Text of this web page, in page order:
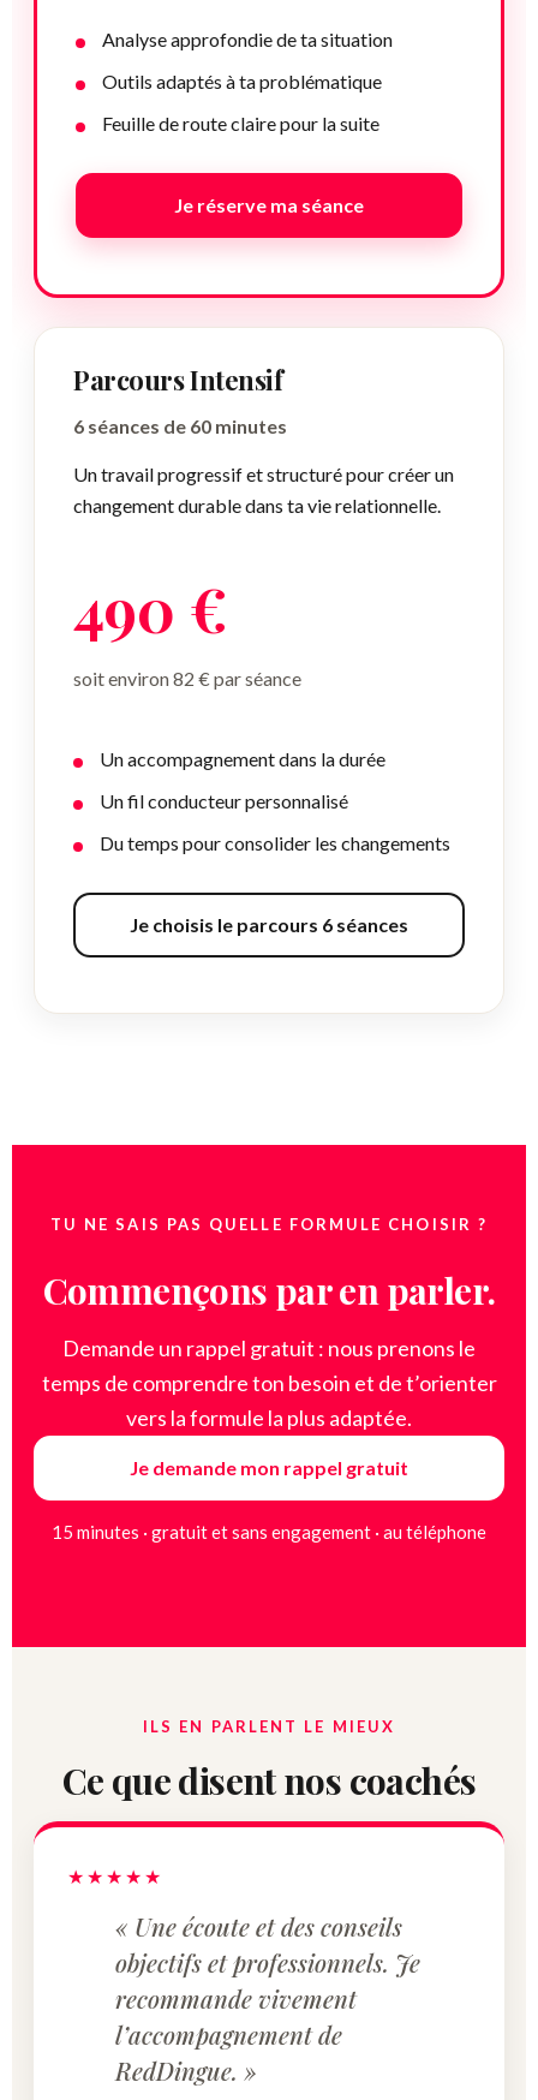
Analyse approfondie de ta situation
Outils adaptés à ta problématique
Feuille de route claire pour la suite
Je réserve ma séance
Parcours Intensif
6 séances de 60 minutes
Un travail progressif et structuré pour créer un
changement durable dans ta vie relationnelle.
490 €
soit environ 82 € par séance
Un accompagnement dans la durée
Un fil conducteur personnalisé
Du temps pour consolider les changements
Je choisis le parcours 6 séances
TU NE SAIS PAS QUELLE FORMULE CHOISIR ?
Commençons par en parler.
Demande un rappel gratuit : nous prenons le
temps de comprendre ton besoin et de t’orienter
vers la formule la plus adaptée.
Je demande mon rappel gratuit
15 minutes · gratuit et sans engagement · au téléphone
ILS EN PARLENT LE MIEUX
Ce que disent nos coachés
★★★★★
« Une écoute et des conseils
objectifs et professionnels. Je
recommande vivement
l’accompagnement de
RedDingue. »